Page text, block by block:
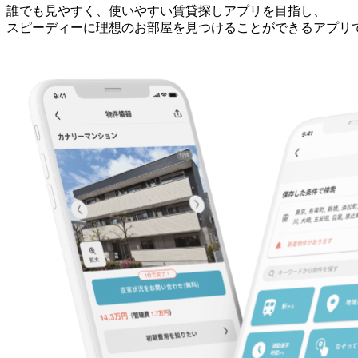
誰でも見やすく、使いやすい賃貸探しアプリを目指し、
スピーディーに理想のお部屋を見つけることができるアプリ